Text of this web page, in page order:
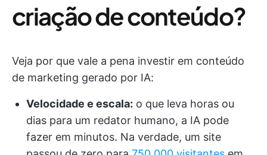
criação de conteúdo?
Veja por que vale a pena investir em conteúdo
de marketing gerado por IA:
Velocidade e escala: o que leva horas ou
dias para um redator humano, a IA pode
fazer em minutos. Na verdade, um site